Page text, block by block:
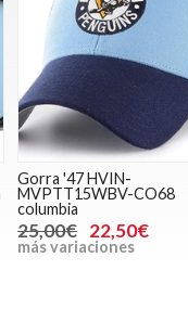
Gorra '47 HVIN-
MVPTT15WBV-CO68
columbia
25,00€ 22,50€
más variaciones